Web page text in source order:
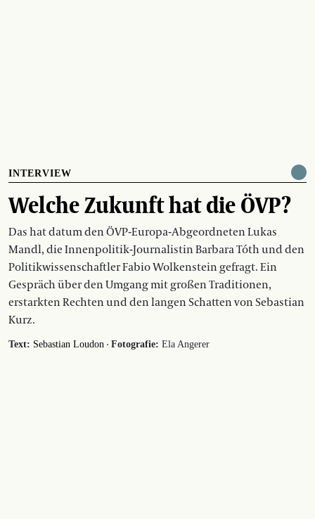
INTERVIEW
Welche Zukunft hat die ÖVP?
Das hat datum den ÖVP-Europa-Abgeordneten Lukas
Mandl, die Innenpolitik-Journalistin Barbara Tóth und den
Politikwissenschaftler Fabio Wolkenstein gefragt. Ein
Gespräch über den Umgang mit großen Traditionen,
erstarkten Rechten und den langen Schatten von Sebastian
Kurz.
Text: Sebastian Loudon · Fotografie: Ela Angerer